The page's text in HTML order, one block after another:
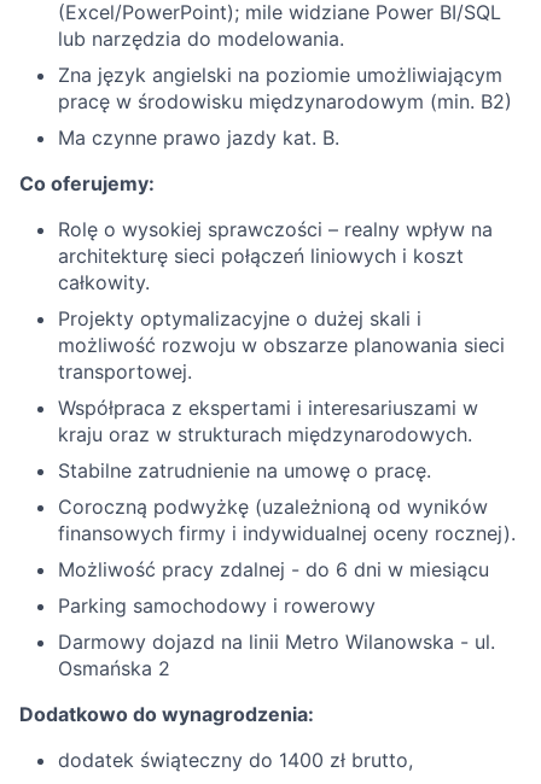
(Excel/PowerPoint); mile widziane Power BI/SQL
lub narzędzia do modelowania.
Zna język angielski na poziomie umożliwiającym
pracę w środowisku międzynarodowym (min. B2)
Ma czynne prawo jazdy kat. B.
Co oferujemy:
Rolę o wysokiej sprawczości – realny wpływ na
architekturę sieci połączeń liniowych i koszt
całkowity.
Projekty optymalizacyjne o dużej skali i
możliwość rozwoju w obszarze planowania sieci
transportowej.
Współpraca z ekspertami i interesariuszami w
kraju oraz w strukturach międzynarodowych.
Stabilne zatrudnienie na umowę o pracę.
Coroczną podwyżkę (uzależnioną od wyników
finansowych firmy i indywidualnej oceny rocznej).
Możliwość pracy zdalnej - do 6 dni w miesiącu
Parking samochodowy i rowerowy
Darmowy dojazd na linii Metro Wilanowska - ul.
Osmańska 2
Dodatkowo do wynagrodzenia:
dodatek świąteczny do 1400 zł brutto,